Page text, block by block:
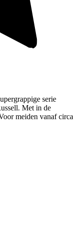
serie
Met in de
meiden vanaf circa